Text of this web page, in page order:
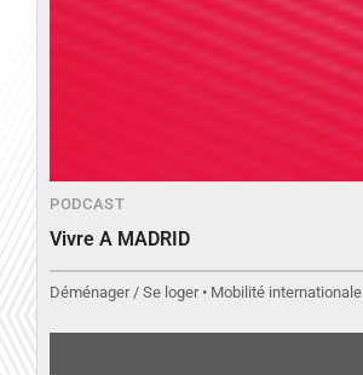
PODCAST
Vivre A MADRID
Déménager / Se loger • Mobilité internationale